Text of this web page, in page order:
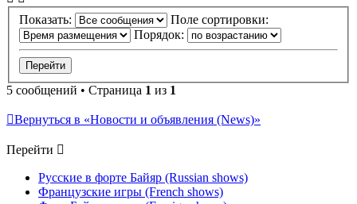
Показать:
Поле сортировки:
Порядок:
5 сообщений • Страница 1 из 1
Вернуться в «Новости и объявления (News)»
Перейти
Русские в форте Байяр (Russian shows)
Французские игры (French shows)